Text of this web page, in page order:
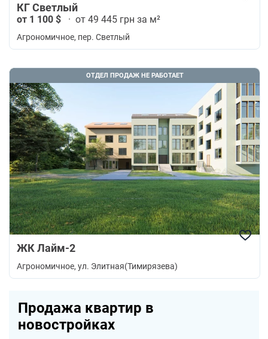
КГ Светлый
от 1 100 $ · от 49 445 грн за м²
Агрономичное, пер. Светлый
ОТДЕЛ ПРОДАЖ НЕ РАБОТАЕТ
ЖК Лайм-2
Агрономичное, ул. Элитная(Тимирязева)
Продажа квартир в
новостройках